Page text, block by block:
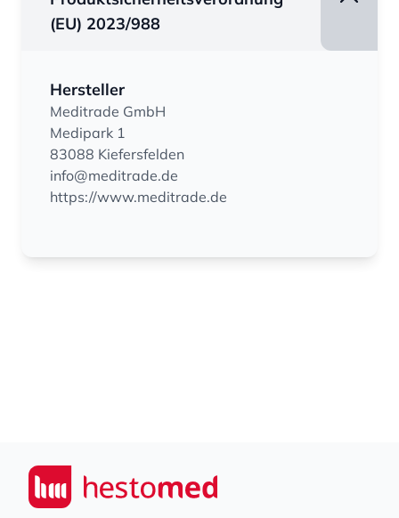
(EU) 2023/988
Hersteller
Meditrade GmbH
Medipark 1
83088 Kiefersfelden
info@meditrade.de
https://www.meditrade.de
Seiwert GmbH